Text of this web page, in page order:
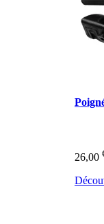
26,00